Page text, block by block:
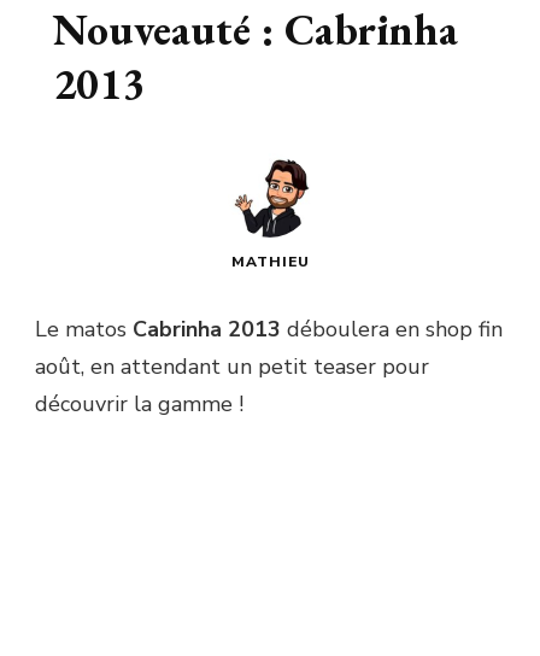
Nouveauté : Cabrinha
2013
MATHIEU
Le matos Cabrinha 2013 déboulera en shop fin
août, en attendant un petit teaser pour
découvrir la gamme !